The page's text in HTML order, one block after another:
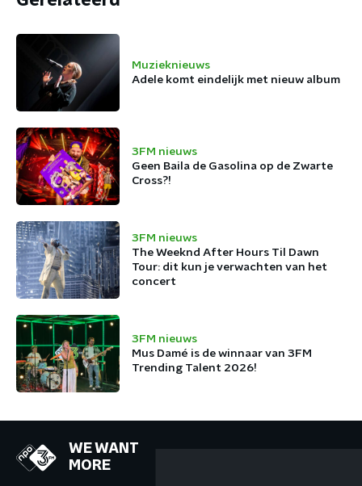
Muzieknieuws
Adele komt eindelijk met nieuw album
3FM nieuws
Geen Baila de Gasolina op de Zwarte
Cross?!
3FM nieuws
The Weeknd After Hours Til Dawn
Tour: dit kun je verwachten van het
concert
3FM nieuws
Mus Damé is de winnaar van 3FM
Trending Talent 2026!
WE WANT
MORE